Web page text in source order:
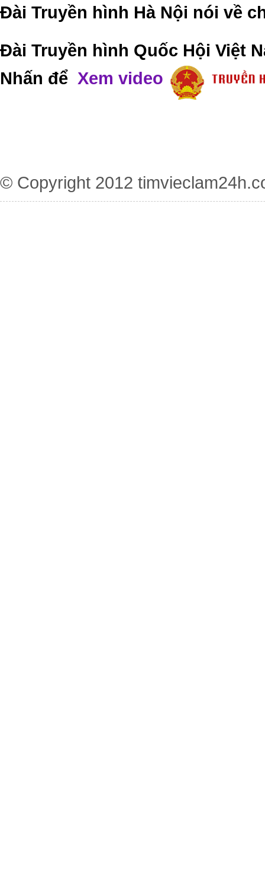
Đài Truyền hình Hà Nội nói về
Đài Truyền hình Quốc Hội Việt
Nhấn để Xem video
© Copyright 2012